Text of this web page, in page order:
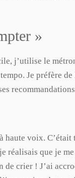
»
j’utilise le
Je préfère
voix. C’était
réalisais que je
crier ! J’ai